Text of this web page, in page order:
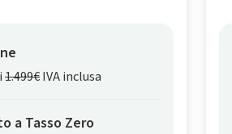
1.499€IVA inclusa
a Tasso Zero